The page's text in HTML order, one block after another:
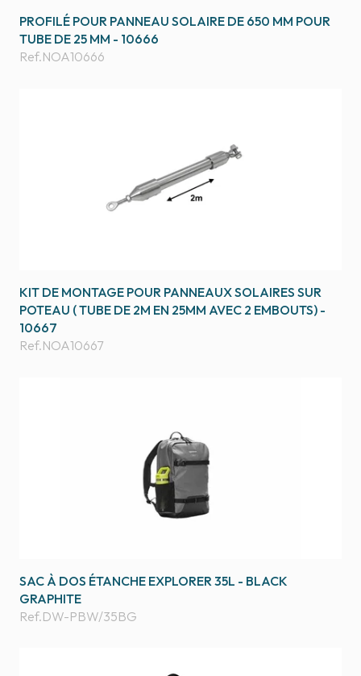
PROFILÉ POUR PANNEAU SOLAIRE DE 650 MM POUR
TUBE DE 25 MM - 10666
Ref.NOA10666
KIT DE MONTAGE POUR PANNEAUX SOLAIRES SUR
POTEAU ( TUBE DE 2M EN 25MM AVEC 2 EMBOUTS) -
10667
Ref.NOA10667
SAC À DOS ÉTANCHE EXPLORER 35L - BLACK
GRAPHITE
Ref.DW-PBW/35BG